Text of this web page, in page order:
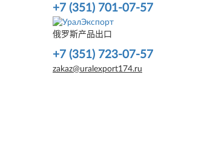
+7 (351) 701-07-57
俄罗斯产品出口
+7 (351) 723-07-57
zakaz@uralexport174.ru